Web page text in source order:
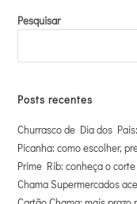
Pesquisar
Posts recentes
Churrasco de Dia dos
Picanha: como escolher,
Prime Rib: conheça o
Chama Supermercados